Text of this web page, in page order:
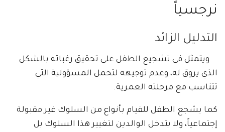
نرجسياً
التدليل الزائد
ويتمثل في تشجيع الطفل على تحقيق رغباته بالشكل
الذي يروق له، وعدم توجيهه لتحمل المسؤولية التي
تتناسب مع مرحلته العمرية.
كما يشجع الطفل للقيام بأنواع من السلوك غير مقبولة
إجتماعياً، ولا يتدخل الوالدين لتغيير هذا السلوك بل